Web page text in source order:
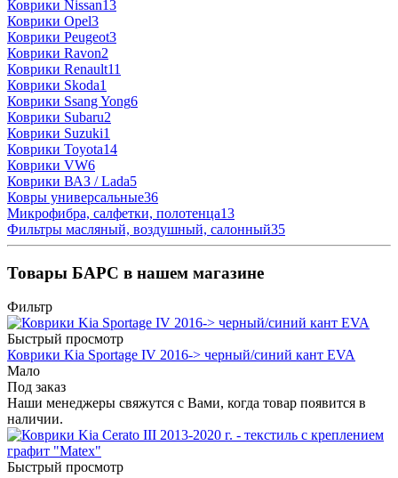
Коврики Nissan13
Коврики Opel3
Коврики Peugeot3
Коврики Ravon2
Коврики Renault11
Коврики Skoda1
Коврики Ssang Yong6
Коврики Subaru2
Коврики Suzuki1
Коврики Toyota14
Коврики VW6
Коврики ВАЗ / Lada5
Ковры универсальные36
Микрофибра, салфетки, полотенца13
Фильтры масляный, воздушный, салонный35
Товары БАРС в нашем магазине
Фильтр
Быстрый просмотр
Коврики Kia Sportage IV 2016-> черный/синий кант EVA
Мало
Под заказ
Наши менеджеры свяжутся с Вами, когда товар появится в
наличии.
Быстрый просмотр